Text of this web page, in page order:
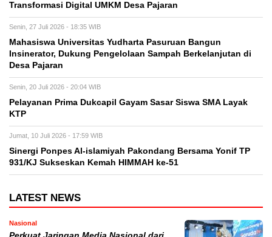
Transformasi Digital UMKM Desa Pajaran
Senin, 27 Juli 2026 - 18:35 WIB
Mahasiswa Universitas Yudharta Pasuruan Bangun
Insinerator, Dukung Pengelolaan Sampah Berkelanjutan di
Desa Pajaran
Senin, 20 Juli 2026 - 20:04 WIB
Pelayanan Prima Dukcapil Gayam Sasar Siswa SMA Layak
KTP
Jumat, 10 Juli 2026 - 17:59 WIB
Sinergi Ponpes Al-islamiyah Pakondang Bersama Yonif TP
931/KJ Sukseskan Kemah HIMMAH ke-51
LATEST NEWS
Nasional